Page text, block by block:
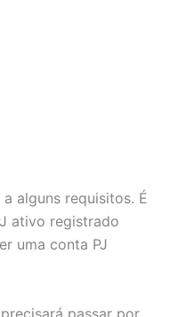
alguns requisitos. É
ativo registrado
uma conta PJ
passar por